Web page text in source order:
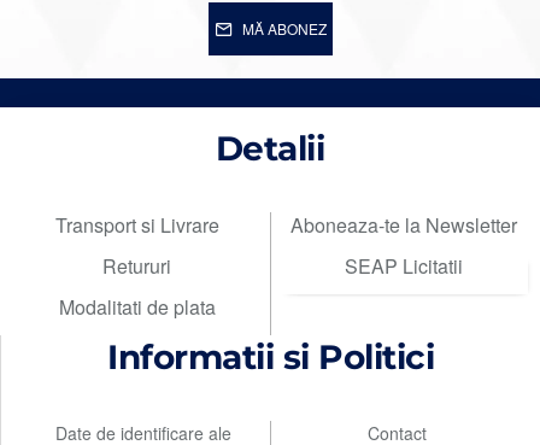
MĂ ABONEZ
Detalii
Transport si Livrare
Retururi
Modalitati de plata
Aboneaza-te la Newsletter
SEAP Licitatii
Informatii si Politici
Date de identificare ale
Contact